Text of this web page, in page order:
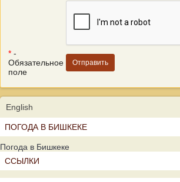
* -
Обязательное
поле
English
ПОГОДА В БИШКЕКЕ
Погода в Бишкеке
ССЫЛКИ